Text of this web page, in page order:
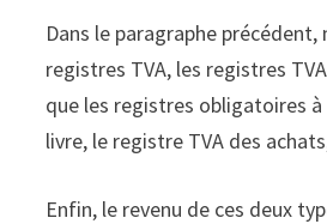
Dans le paragraphe
registres TVA, les registres
que les registres obligatoires
livre, le registre TVA des
Enfin, le revenu de ces deux